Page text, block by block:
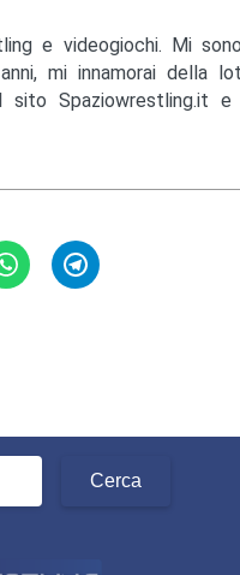
e videogiochi. Mi
mi innamorai della
sito Spaziowrestling.it